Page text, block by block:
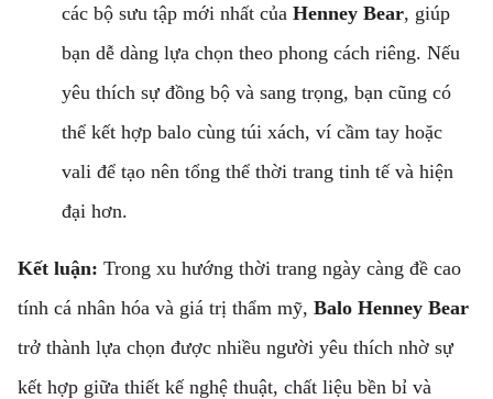
các bộ sưu tập mới nhất của Henney Bear, giúp
bạn dễ dàng lựa chọn theo phong cách riêng. Nếu
yêu thích sự đồng bộ và sang trọng, bạn cũng có
thể kết hợp balo cùng túi xách, ví cầm tay hoặc
vali để tạo nên tổng thể thời trang tinh tế và hiện
đại hơn.
Kết luận: Trong xu hướng thời trang ngày càng đề cao
tính cá nhân hóa và giá trị thẩm mỹ, Balo Henney Bear
trở thành lựa chọn được nhiều người yêu thích nhờ sự
kết hợp giữa thiết kế nghệ thuật, chất liệu bền bỉ và